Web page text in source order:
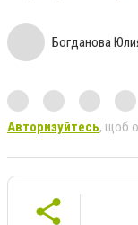
Богданова
Авторизуйтесь, щоб